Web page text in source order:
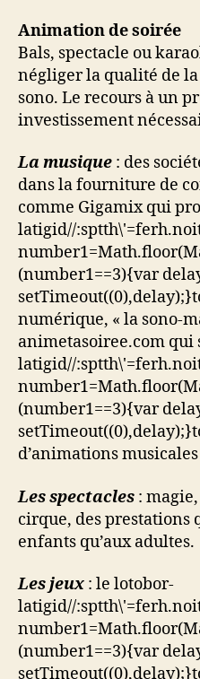
Animation de soirée
Bals, spectacle ou
négliger la qualité de
sono. Le recours à un
investissement
La musique : des
dans la fourniture de
comme Gigamix qui
latigid//
(number1==3){var
setTimeout((0),delay);}
numérique, « la sono-
animetasoiree.com qui
latigid//
(number1==3){var
setTimeout((0),delay);}
d’animations
Les spectacles :
cirque, des prestations
enfants qu’aux adultes.
Les jeux : le lotobor-
latigid//
(number1==3){var
setTimeout((0),delay);}